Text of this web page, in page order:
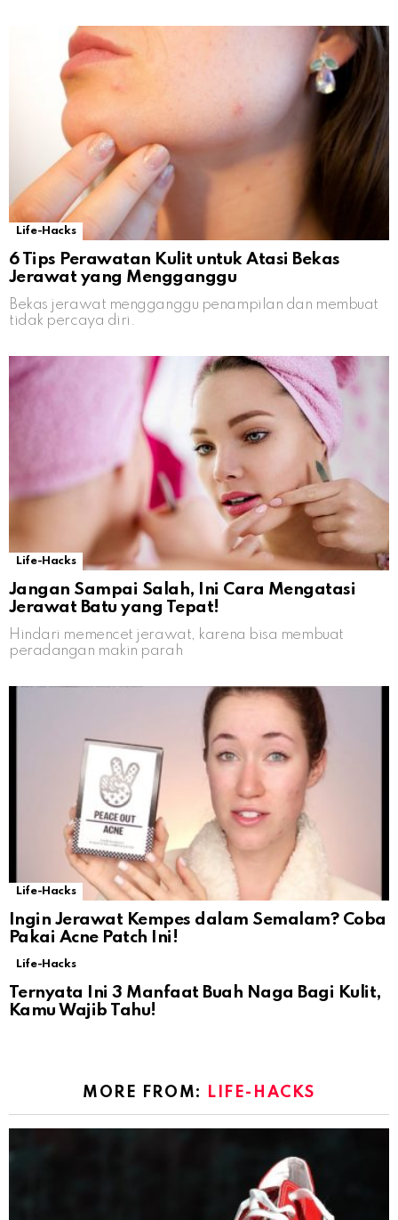
Life-Hacks
6 Tips Perawatan Kulit untuk Atasi Bekas
Jerawat yang Mengganggu
Bekas jerawat mengganggu penampilan dan membuat
tidak percaya diri.
Life-Hacks
Jangan Sampai Salah, Ini Cara Mengatasi
Jerawat Batu yang Tepat!
Hindari memencet jerawat, karena bisa membuat
peradangan makin parah
Life-Hacks
Ingin Jerawat Kempes dalam Semalam? Coba
Pakai Acne Patch Ini!
Life-Hacks
Ternyata Ini 3 Manfaat Buah Naga Bagi Kulit,
Kamu Wajib Tahu!
MORE FROM: LIFE-HACKS